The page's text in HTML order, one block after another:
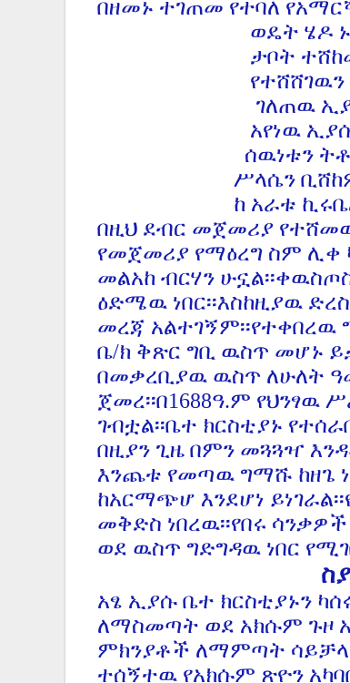
በዘመኑ ተገጠመ የተባለ
ወዴት ሄዶ ኑሯል
ታቦት ተሸከመ
የተሸሸገዉን የ
ገለጠዉ ኢያሱ
አየነዉ ኢያሱን
ሰዉነቱን ትቶ
ሥላሴን ቢሸከም
ከ አራቱ ኪሩቤል
በዚህ ደብር መጀመሪያ
የመጀመሪያ የማዕረግ ስም ሊቀ
መልአከ ብርሃን
ዕድሜዉ ነበር፡፡እስከዚያዉ
መረጃ
ቤ/ክ ቅጽር ግቢ ዉስጥ መሆኑ
በመቃረቢያዉ ዉስጥ ለሁለት
ጀመረ፡፡በ1688ዓ.ም
ገብቷል፡፡ቤተ ክርስቲያኑ
በዚያን ጊዜ በምን መጓጓዣ
እንጨቱ የመጣዉ ግማሹ ከዘጌ
ከአርማጭሆ እንደሆነ
መቅድስ ነበረዉ፡፡የበሩ
ወደ ዉስጥ ግድግዳዉ ነበር
አፄ ኢያሱ ቤተ ክርስቲያኑን
ለማስመጣት ወደ አክሱም ጉዞ
ምክንያቶች ለማምጣት
ተሰኝተዉ የአክሱም ጽዮን